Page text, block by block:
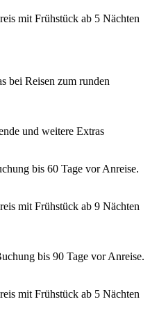
mit Frühstück ab 5 Nächten
bei Reisen zum runden
und weitere Extras
bis 60 Tage vor Anreise.
mit Frühstück ab 9 Nächten
bis 90 Tage vor Anreise.
mit Frühstück ab 5 Nächten